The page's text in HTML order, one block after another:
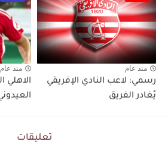
منذ عام
رسمي: لاعب النادي الإفريقي
يُغادر الفريق
منذ عام
تعليقات